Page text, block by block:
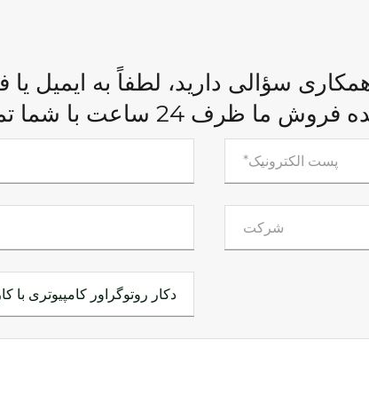
همکاری سؤالی دارید، لطفاً به ایمیل